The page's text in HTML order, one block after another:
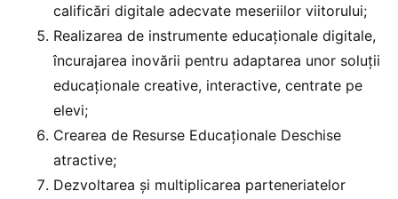
calificări digitale adecvate meseriilor viitorului;
Realizarea de instrumente educaționale digitale,
încurajarea inovării pentru adaptarea unor soluții
educaționale creative, interactive, centrate pe
elevi;
Crearea de Resurse Educaționale Deschise
atractive;
Dezvoltarea și multiplicarea parteneriatelor